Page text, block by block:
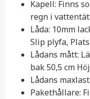
Kapell: Finns
regn i
Låda: 10mm
Slip plyfa,
Lådans mått:
bak 50,5 cm
Lådans
Pakethållare: